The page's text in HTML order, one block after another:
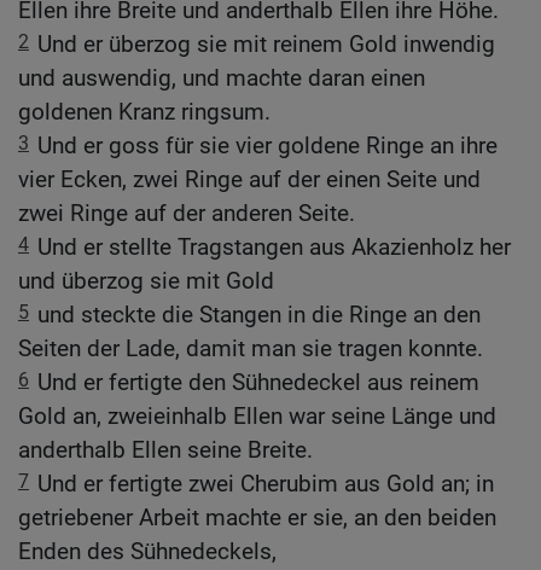
Ellen ihre Breite und anderthalb Ellen ihre Höhe.
2 Und er überzog sie mit reinem Gold inwendig
und auswendig, und machte daran einen
goldenen Kranz ringsum.
3 Und er goss für sie vier goldene Ringe an ihre
vier Ecken, zwei Ringe auf der einen Seite und
zwei Ringe auf der anderen Seite.
4 Und er stellte Tragstangen aus Akazienholz her
und überzog sie mit Gold
5 und steckte die Stangen in die Ringe an den
Seiten der Lade, damit man sie tragen konnte.
6 Und er fertigte den Sühnedeckel aus reinem
Gold an, zweieinhalb Ellen war seine Länge und
anderthalb Ellen seine Breite.
7 Und er fertigte zwei Cherubim aus Gold an; in
getriebener Arbeit machte er sie, an den beiden
Enden des Sühnedeckels,